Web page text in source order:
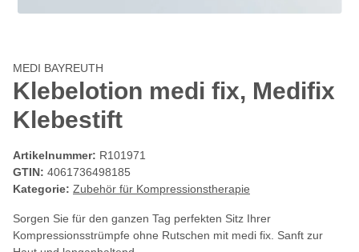
MEDI BAYREUTH
Klebelotion medi fix, Medifix
Klebestift
Artikelnummer: R101971
GTIN: 4061736498185
Kategorie: Zubehör für Kompressionstherapie
Sorgen Sie für den ganzen Tag perfekten Sitz Ihrer
Kompressionsstrümpfe ohne Rutschen mit medi fix. Sanft zur